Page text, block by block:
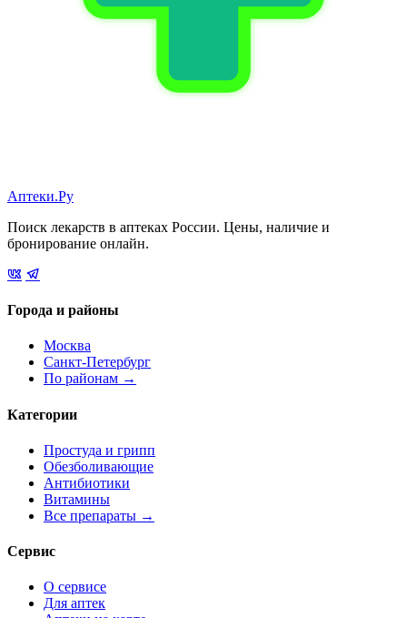
Аптеки.Ру
Поиск лекарств в аптеках России. Цены, наличие и
бронирование онлайн.
Города и районы
Москва
Санкт-Петербург
По районам →
Категории
Простуда и грипп
Обезболивающие
Антибиотики
Витамины
Все препараты →
Сервис
О сервисе
Для аптек